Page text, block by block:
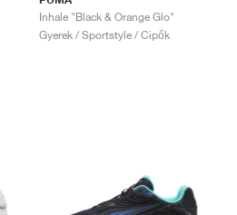
Inhale "Black & Orange Glo"
Gyerek / Sportstyle / Cipők